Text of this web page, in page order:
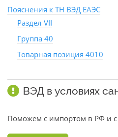
Пояснения к ТН ВЭД ЕАЭС
Раздел VII
Группа 40
Товарная позиция 4010
ВЭД в условиях
Поможем с импортом в РФ и с